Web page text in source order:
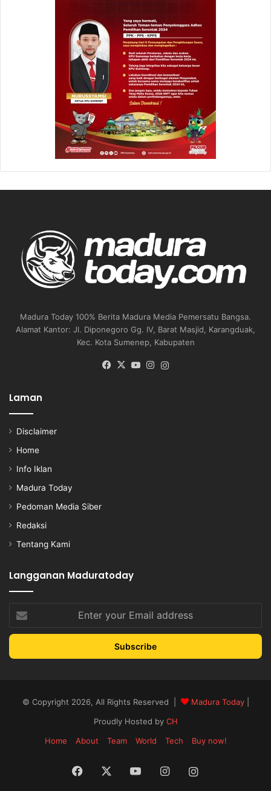
Madura Today 100% Berita Madura Media Pemersatu Bangsa.
Alamat Kantor: Jl. Diponegoro Gg. IV, Barat Masjid, Karangduak,
Kec. Kota Sumenep, Kabupaten
Facebook
X YouTubeInstagram
Laman
Disclaimer
Home
Info Iklan
Madura Today
Pedoman Media Siber
Redaksi
Tentang Kami
Langganan Maduratoday
your
Email
© Copyright 2026, All Rights Reserved | Madura Today
Proudly Hosted by CH
Home
About Team World Tech Buy now!
Facebook YouTubeInstagram